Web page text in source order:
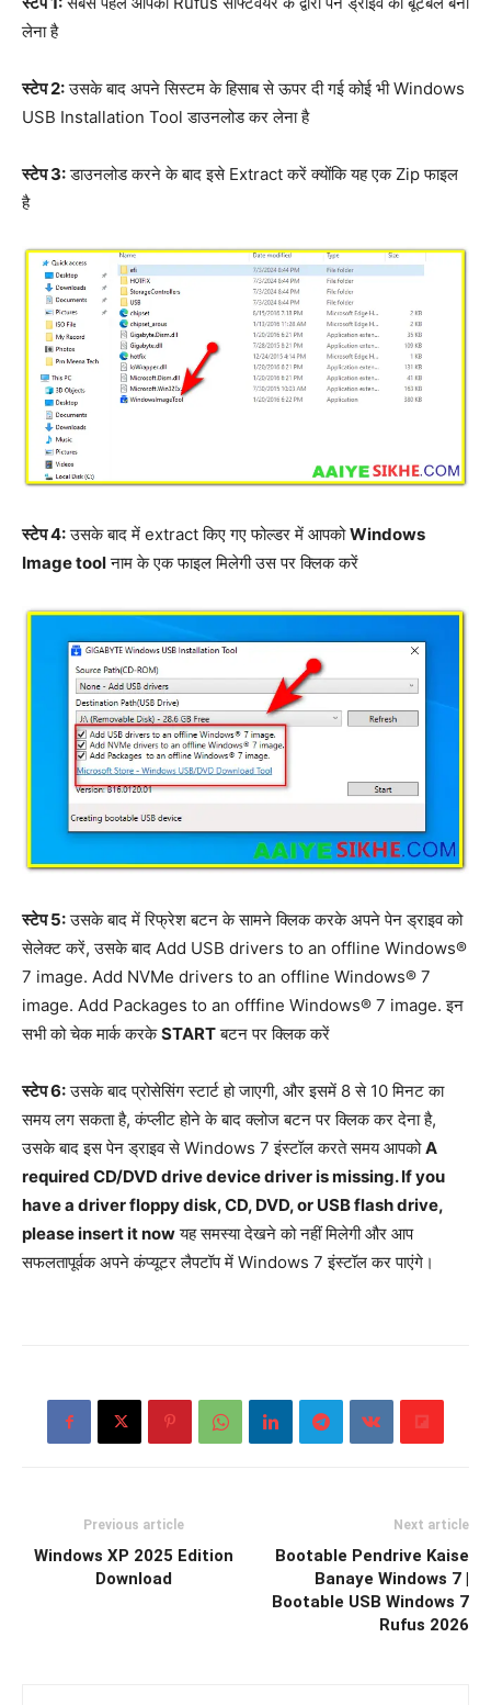
लेना है
स्टेप 2:उसके बाद अपने सिस्टम के हिसाब से ऊपर दी गई कोई भी Windows
USB Installation Tool डाउनलोड कर लेना है
स्टेप 3:डाउनलोड करने के बाद इसे Extract करें क्योंकि यह एक Zip फाइल
है
स्टेप 4:उसके बाद में extract किए गए फोल्डर में आपकोWindows
Image toolनाम के एक फाइल मिलेगी उस पर क्लिक करें
स्टेप 5:उसके बाद में रिफ्रेश बटन के सामने क्लिक करके अपने पेन ड्राइव को
सेलेक्ट करें, उसके बाद Add USB drivers to an offline Windows®
7 image. Add NVMe drivers to an offline Windows® 7
image. Add Packages to an offfine Windows® 7 image. इन
सभी को चेक मार्क करकेSTARTबटन पर क्लिक करें
स्टेप 6:उसके बाद प्रोसेसिंग स्टार्ट हो जाएगी, और इसमें 8 से 10 मिनट का
समय लग सकता है, कंप्लीट होने के बाद क्लोज बटन पर क्लिक कर देना है,
उसके बाद इस पेन ड्राइव से Windows 7 इंस्टॉल करते समय आपकोA
required CD/DVD drive device driver is missing. If you
have a driver floppy disk, CD, DVD, or USB flash drive,
please insert it nowयह समस्या देखने को नहीं मिलेगी और आप
सफलतापूर्वक अपने कंप्यूटर लैपटॉप में Windows 7 इंस्टॉल कर पाएंगे।
Previous article
Windows XP 2025 Edition
Download
Next article
Bootable Pendrive Kaise
Banaye Windows 7 |
Bootable USB Windows 7
Rufus 2026